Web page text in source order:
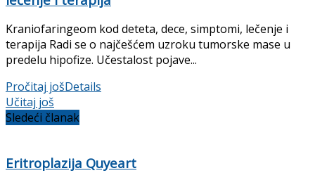
Kraniofaringeom kod deteta, dece, simptomi, lečenje i
terapija Radi se o najčešćem uzroku tumorske mase u
predelu hipofize. Učestalost pojave...
Pročitaj jošDetails
Učitaj još
Sledeći članak
Eritroplazija Quyeart